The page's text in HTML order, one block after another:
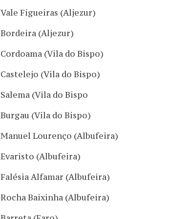
Vale Figueiras (Aljezur)
Bordeira (Aljezur)
Cordoama (Vila do Bispo)
Castelejo (Vila do Bispo)
Salema (Vila do Bispo
Burgau (Vila do Bispo)
Manuel Lourenço (Albufeira)
Evaristo (Albufeira)
Falésia Alfamar (Albufeira)
Rocha Baixinha (Albufeira)